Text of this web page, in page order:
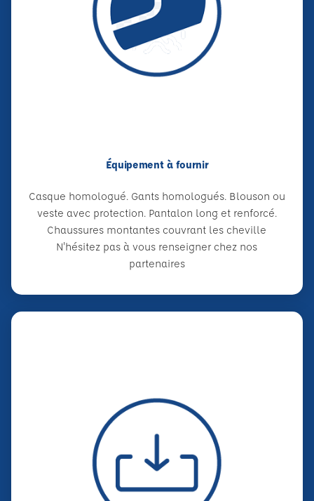
Équipement à fournir
Casque homologué. Gants homologués. Blouson ou
veste avec protection. Pantalon long et renforcé.
Chaussures montantes couvrant les cheville
N'hésitez pas à vous renseigner chez nos
partenaires